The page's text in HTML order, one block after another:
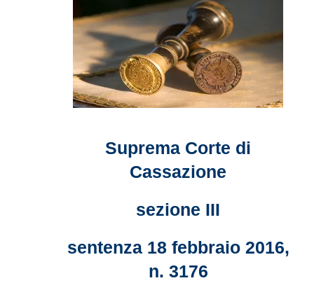
Suprema Corte di
Cassazione
sezione III
sentenza 18 febbraio 2016,
n. 3176